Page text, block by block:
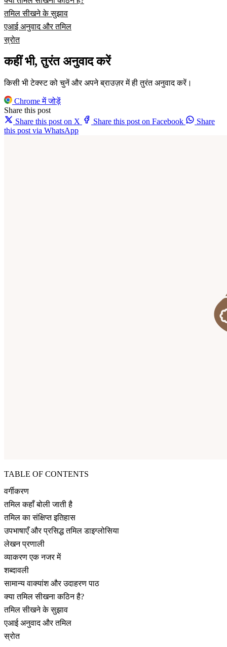
तमिल सीखने के सुझाव
एआई अनुवाद और तमिल
स्रोत
कहीं भी, तुरंत अनुवाद करें
किसी भी टेक्स्ट को चुनें और अपने ब्राउज़र में ही तुरंत अनुवाद करें।
Chrome में जोड़ें
Share this post
Share this post on X
Share this post on Facebook
Share
this post via WhatsApp
TABLE OF CONTENTS
वर्गीकरण
तमिल कहाँ बोली जाती है
तमिल का संक्षिप्त इतिहास
उपभाषाएँ और प्रसिद्ध तमिल डाइग्लोसिया
लेखन प्रणाली
व्याकरण एक नजर में
शब्दावली
सामान्य वाक्यांश और उदाहरण पाठ
क्या तमिल सीखना कठिन है?
तमिल सीखने के सुझाव
एआई अनुवाद और तमिल
स्रोत